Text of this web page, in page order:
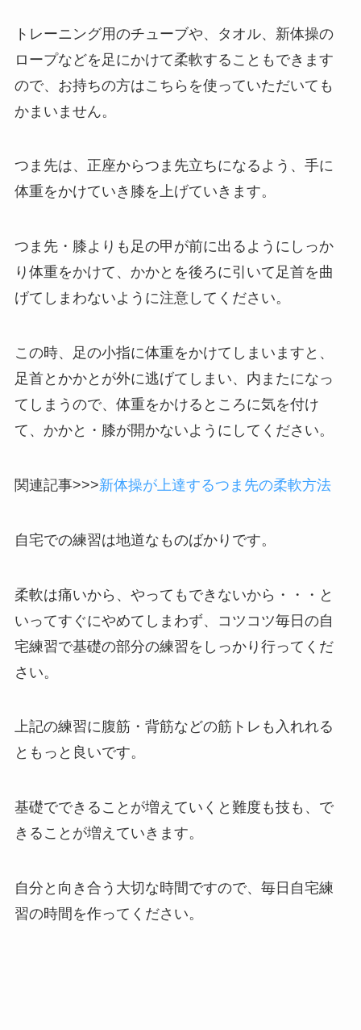
トレーニング用のチューブや、タオル、新体操の
ロープなどを足にかけて柔軟することもできます
ので、お持ちの方はこちらを使っていただいても
かまいません。
つま先は、正座からつま先立ちになるよう、手に
体重をかけていき膝を上げていきます。
つま先・膝よりも足の甲が前に出るようにしっか
り体重をかけて、かかとを後ろに引いて足首を曲
げてしまわないように注意してください。
この時、足の小指に体重をかけてしまいますと、
足首とかかとが外に逃げてしまい、内またになっ
てしまうので、体重をかけるところに気を付け
て、かかと・膝が開かないようにしてください。
関連記事>>>新体操が上達するつま先の柔軟方法
自宅での練習は地道なものばかりです。
柔軟は痛いから、やってもできないから・・・と
いってすぐにやめてしまわず、コツコツ毎日の自
宅練習で基礎の部分の練習をしっかり行ってくだ
さい。
上記の練習に腹筋・背筋などの筋トレも入れれる
ともっと良いです。
基礎でできることが増えていくと難度も技も、で
きることが増えていきます。
自分と向き合う大切な時間ですので、毎日自宅練
習の時間を作ってください。